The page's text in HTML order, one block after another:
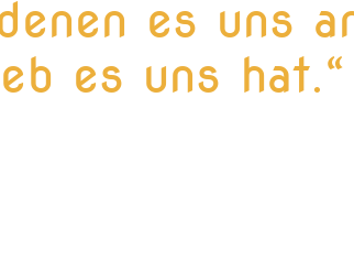
es uns
es uns hat.“